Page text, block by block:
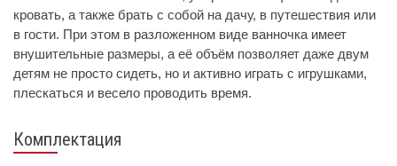
кровать, а также брать с собой на дачу, в путешествия или
в гости. При этом в разложенном виде ванночка имеет
внушительные размеры, а её объём позволяет даже двум
детям не просто сидеть, но и активно играть с игрушками,
плескаться и весело проводить время.
Комплектация